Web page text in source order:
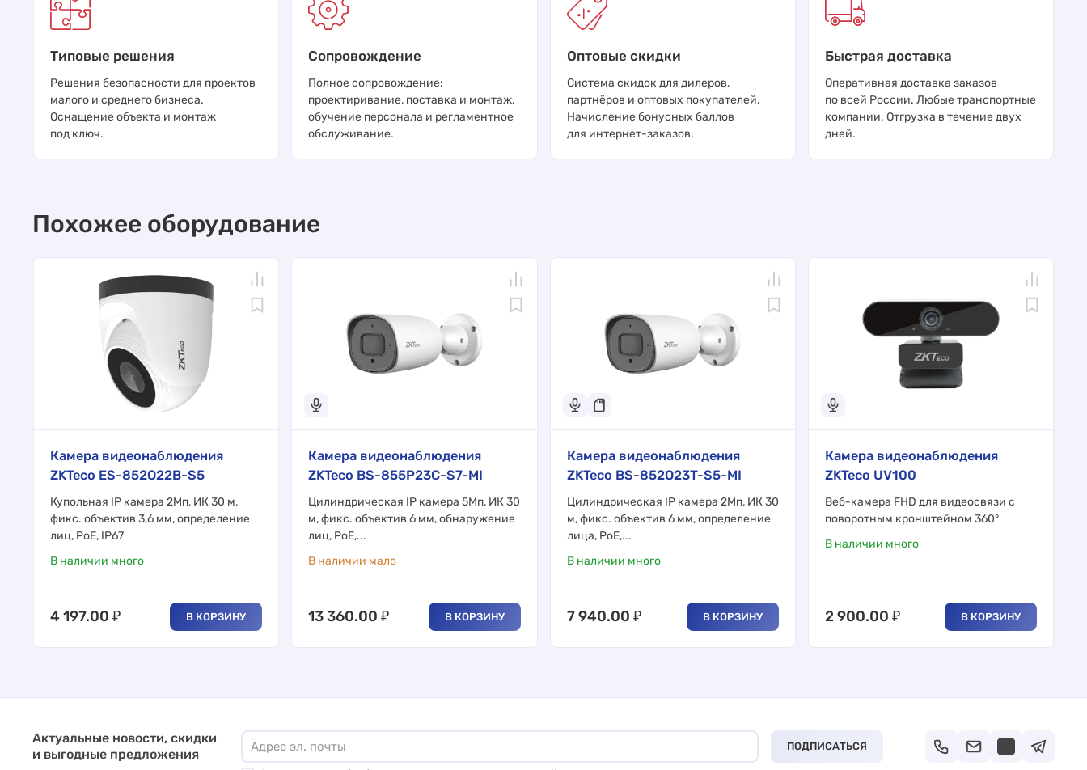
Типовые решения
Решения безопасности для проектов
малого и среднего бизнеса.
Оснащение объекта и монтаж
под ключ.
Сопровождение
Полное сопровождение:
проектиривание, поставка и монтаж,
обучение персонала и регламентное
обслуживание.
Оптовые скидки
Система скидок для дилеров,
партнёров и оптовых покупателей.
Начисление бонусных баллов
для интернет-заказов.
Быстрая доставка
Оперативная доставка заказов
по всей России. Любые транспортные
компании. Отгрузка в течение двух
дней.
Похожее оборудование
Камера видеонаблюдения
ZKTeco ES-852O22B-S5
Купольная IP камера 2Мп, ИК 30 м,
фикс. объектив 3,6 мм, определение
лиц, PoE, IP67
В наличии много
4 197.00 ₽ В КОРЗИНУ
Камера видеонаблюдения
ZKTeco BS-855P23C-S7-MI
Цилиндрическая IP камера 5Мп, ИК 30
м, фикс. объектив 6 мм, обнаружение
лиц, PoE,...
В наличии мало
13 360.00 ₽ В КОРЗИНУ
Камера видеонаблюдения
ZKTeco BS-852O23T-S5-MI
Цилиндрическая IP камера 2Мп, ИК 30
м, фикс. объектив 6 мм, определение
лица, PoE,...
В наличии много
7 940.00 ₽ В КОРЗИНУ
Камера видеонаблюдения
ZKTeco UV100
Веб-камера FHD для видеосвязи с
поворотным кронштейном 360°
В наличии много
2 900.00 ₽ В КОРЗИНУ
Актуальные новости, скидки
и выгодные предложения
ПОДПИСАТЬСЯ